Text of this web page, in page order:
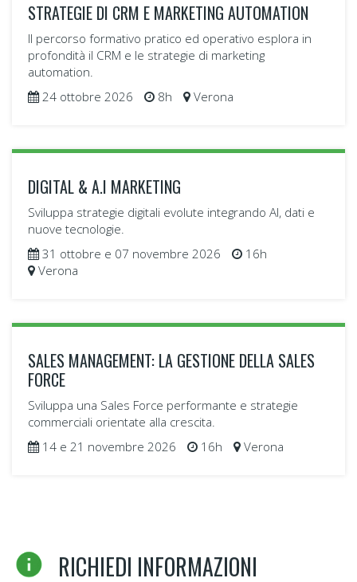
STRATEGIE DI CRM E MARKETING AUTOMATION
Il percorso formativo pratico ed operativo esplora in
profondità il CRM e le strategie di marketing
automation.
24 ottobre 2026
8h Verona
DIGITAL & A.I MARKETING
Sviluppa strategie digitali evolute integrando AI, dati e
nuove tecnologie.
31 ottobre e 07 novembre 2026
16h
Verona
SALES MANAGEMENT: LA GESTIONE DELLA SALES
FORCE
Sviluppa una Sales Force performante e strategie
commerciali orientate alla crescita.
14 e 21 novembre 2026
16h Verona
RICHIEDI INFORMAZIONI